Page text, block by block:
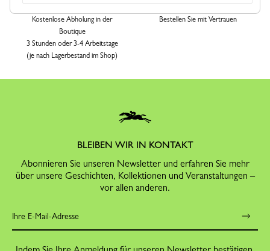
Kostenlose Abholung in der
Boutique
3 Stunden oder 3-4 Arbeitstage
(je nach Lagerbestand im Shop)
Bestellen Sie mit Vertrauen
BLEIBEN WIR IN KONTAKT
Abonnieren Sie unseren Newsletter und erfahren Sie mehr
über unsere Geschichten, Kollektionen und Veranstaltungen –
vor allen anderen.